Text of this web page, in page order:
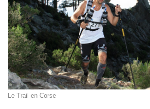
Le Trail en Corse